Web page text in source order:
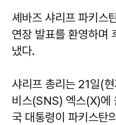
셰바즈 샤리프 파키스
연장 발표를 환영하며
냈다.
샤리프 총리는 21일(
비스(SNS) 엑스(X)에
국 대통령이 파키스탄